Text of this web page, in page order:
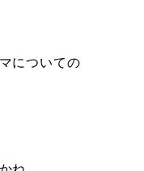
についての